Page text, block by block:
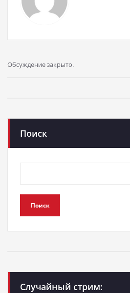
Обсуждение закрыто.
Поиск
Поиск
Случайный стрим: